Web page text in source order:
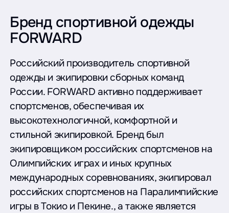
Бренд спортивной одежды
FORWARD
Российский производитель спортивной
одежды и экипировки сборных команд
России. FORWARD активно поддерживает
спортсменов, обеспечивая их
высокотехнологичной, комфортной и
стильной экипировкой. Бренд был
экипировщиком российских спортсменов на
Олимпийских играх и иных крупных
международных соревнованиях, экипировал
российских спортсменов на Паралимпийские
игры в Токио и Пекине., а также является